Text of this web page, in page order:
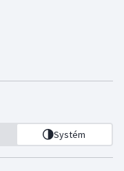
Systém